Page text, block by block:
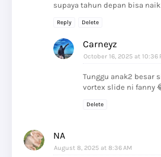
supaya tahun depan bisa
Reply Delete
Carneyz
October 16, 2025 at 10:36
Tunggu anak2 besar
vortex slide ni fanny
Delete
NA
August 8, 2025 at 8:36 AM